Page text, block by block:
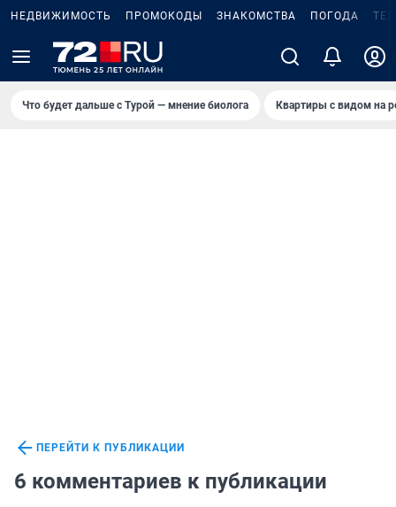
НЕДВИЖИМОСТЬ ПРОМОКОДЫ ЗНАКОМСТВА ПОГОДА
Что будет дальше с Турой — мнение биолога Квартиры с видом на
ПЕРЕЙТИ К ПУБЛИКАЦИИ
6 комментариев к публикации